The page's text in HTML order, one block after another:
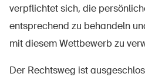
verpflichtet sich, die
entsprechend zu behandeln
mit diesem Wettbewerb zu
Der Rechtsweg ist